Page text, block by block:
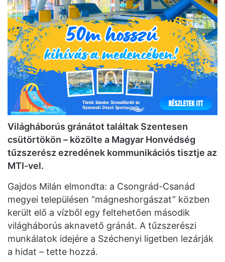
Világháborús gránátot találtak Szentesen
csütörtökön – közölte a Magyar Honvédség
tűzszerész ezredének kommunikációs tisztje az
MTI-vel.
Gajdos Milán elmondta: a Csongrád-Csanád
megyei településen “mágneshorgászat” közben
került elő a vízből egy feltehetően második
világháborús aknavető gránát. A tűzszerészi
munkálatok idejére a Széchenyi ligetben lezárják
a hidat – tette hozzá.